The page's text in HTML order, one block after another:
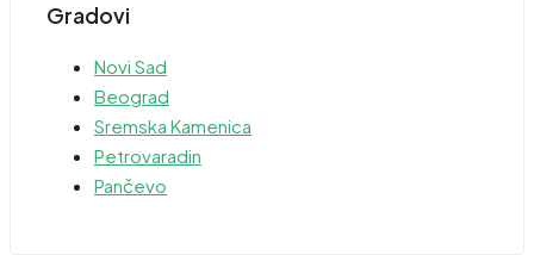
Gradovi
Novi Sad
Beograd
Sremska Kamenica
Petrovaradin
Pančevo